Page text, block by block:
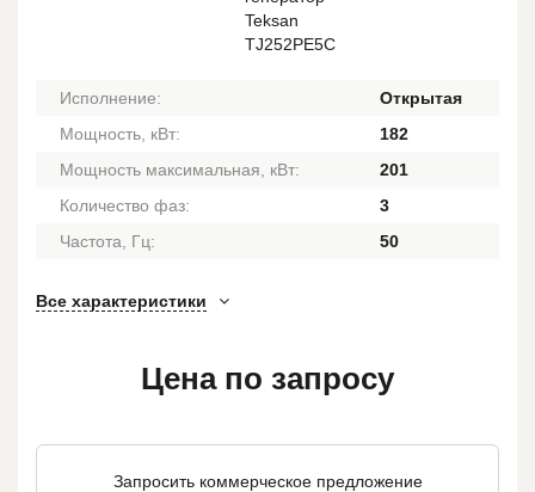
Исполнение:
Открытая
Мощность, кВт:
182
Мощность максимальная, кВт:
201
Количество фаз:
3
Частота, Гц:
50
Все характеристики
Цена по запросу
Запросить коммерческое предложение